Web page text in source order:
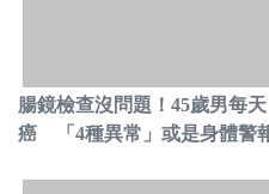
腸鏡檢查沒問題！45歲男每
癌 「4種異常」或是身體警